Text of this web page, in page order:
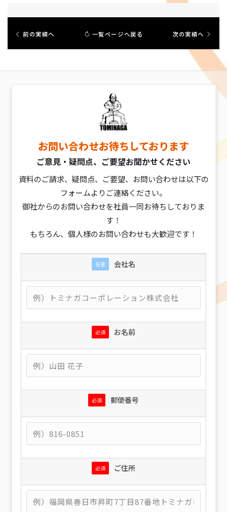
前の実績へ 一覧ページへ戻る 次の実績へ
お問い合わせお待ちしております
ご意見・疑問点、ご要望お聞かせください
資料のご請求、疑問点、ご要望、お問い合わせは以下の
フォームよりご連絡ください。
御社からのお問い合わせを社員一同お待ちしておりま
す！
もちろん、個人様のお問い合わせも大歓迎です！
任意 会社名
必須 お名前
必須 郵便番号
必須 ご住所